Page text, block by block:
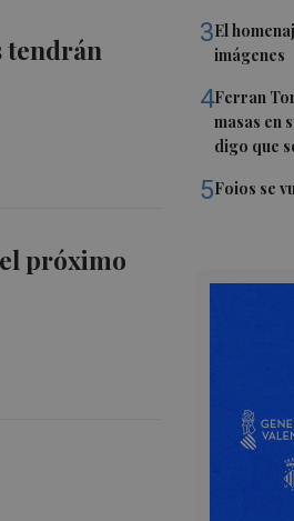
tendrán
próximo
3El
imágenes
4Ferran
masas en
digo que
5Foios se